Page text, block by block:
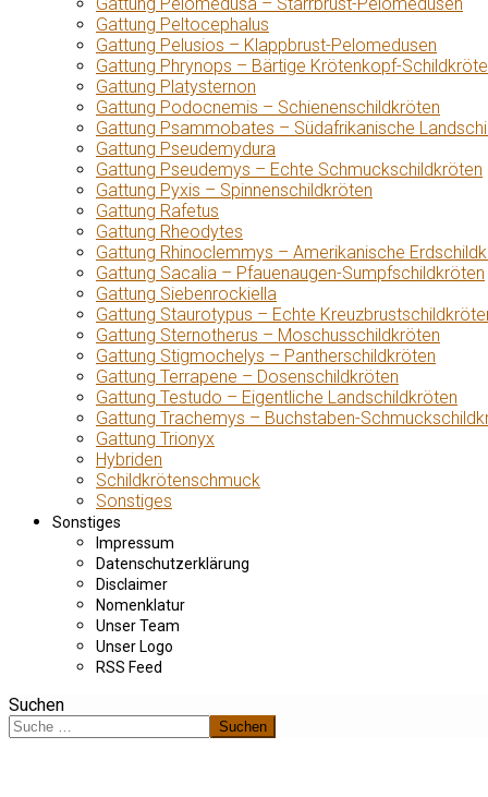
Gattung Peltocephalus
Gattung Pelusios – Klappbrust-Pelomedusen
Gattung Phrynops – Bärtige Krötenkopf-
Gattung Platysternon
Gattung Podocnemis – Schienenschildkröten
Gattung Psammobates – Südafrikanische
Gattung Pseudemydura
Gattung Pseudemys – Echte Schmuckschildkröten
Gattung Pyxis – Spinnenschildkröten
Gattung Rafetus
Gattung Rheodytes
Gattung Rhinoclemmys – Amerikanische
Gattung Sacalia – Pfauenaugen-Sumpfschildkröten
Gattung Siebenrockiella
Gattung Staurotypus – Echte
Gattung Sternotherus – Moschusschildkröten
Gattung Stigmochelys – Pantherschildkröten
Gattung Terrapene – Dosenschildkröten
Gattung Testudo – Eigentliche Landschildkröten
Gattung Trachemys – Buchstaben-
Gattung Trionyx
Hybriden
Schildkrötenschmuck
Sonstiges
Sonstiges
Impressum
Datenschutzerklärung
Disclaimer
Nomenklatur
Unser Team
Unser Logo
RSS Feed
Suchen
Suchen